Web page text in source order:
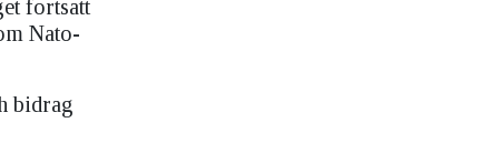
fortsatt
Nato-
bidrag